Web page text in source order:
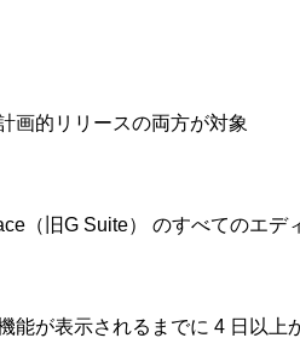
画的リリースの両方が対象
（旧G Suite） のすべてのエデ
能が表示されるまでに 4 日以上